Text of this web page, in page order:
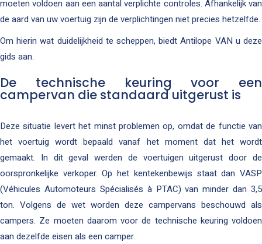
moeten voldoen aan een aantal verplichte controles. Afhankelijk van
de aard van uw voertuig zijn de verplichtingen niet precies hetzelfde.
Om hierin wat duidelijkheid te scheppen, biedt Antilope VAN u deze
gids aan.
De technische keuring voor een
campervan die standaard uitgerust is
Deze situatie levert het minst problemen op, omdat de functie van
het voertuig wordt bepaald vanaf het moment dat het wordt
gemaakt. In dit geval werden de voertuigen uitgerust door de
oorspronkelijke verkoper. Op het kentekenbewijs staat dan VASP
(Véhicules Automoteurs Spécialisés à PTAC) van minder dan 3,5
ton. Volgens de wet worden deze campervans beschouwd als
campers. Ze moeten daarom voor de technische keuring voldoen
aan dezelfde eisen als een camper.